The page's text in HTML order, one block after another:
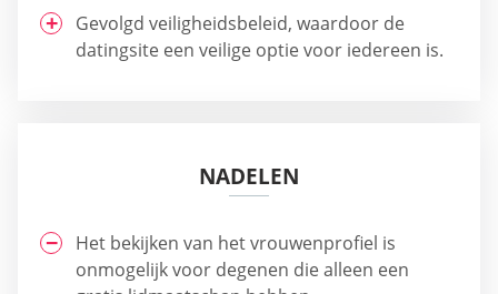
Gevolgd veiligheidsbeleid, waardoor de
datingsite een veilige optie voor iedereen is.
NADELEN
Het bekijken van het vrouwenprofiel is
onmogelijk voor degenen die alleen een